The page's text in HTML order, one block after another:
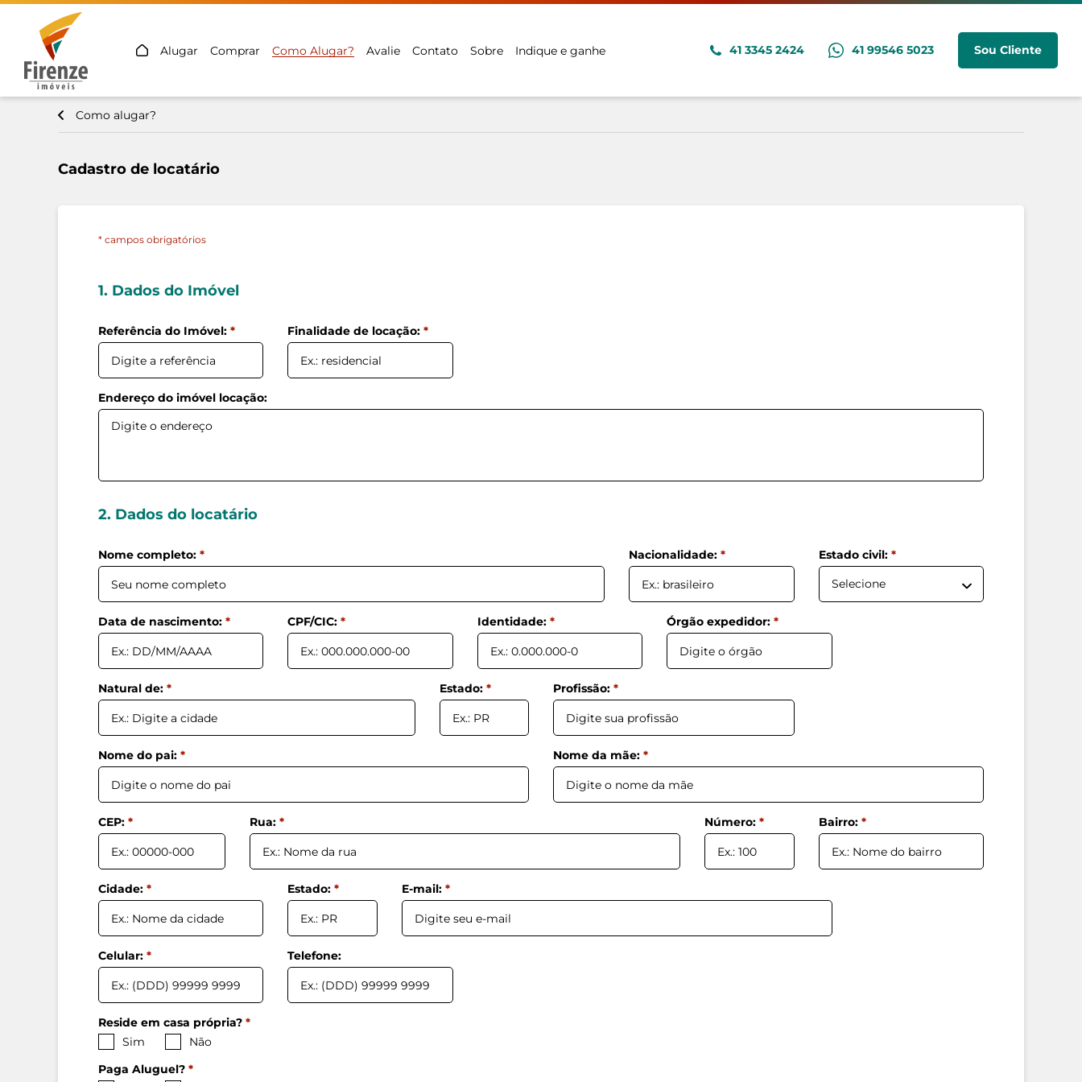
Alugar Comprar Como Alugar? Avalie Contato Sobre Indique e ganhe 41 3345 2424 41 99546 5023 Sou Cliente
Como alugar?
Cadastro de locatário
* campos obrigatórios
1. Dados do Imóvel
Referência do Imóvel: * Finalidade de locação:*
Endereço do imóvel locação:
2. Dados do locatário
Nome completo: * Nacionalidade:* Estado civil: *
Data de nascimento: * CPF/CIC:* Identidade: * Órgão expedidor:*
Natural de: * Estado: * Profissão: *
Nome do pai: * Nome da mãe: *
CEP: * Rua:* Número:* Bairro: *
Cidade: * Estado:* E-mail: *
Celular: * Telefone:
Reside em casa própria? *
Sim
Não
Paga Aluguel? *